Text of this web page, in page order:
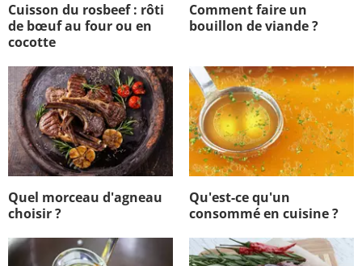
Cuisson du rosbeef : rôti
de bœuf au four ou en
cocotte
Comment faire un
bouillon de viande ?
Quel morceau d'agneau
choisir ?
Qu'est-ce qu'un
consommé en cuisine ?